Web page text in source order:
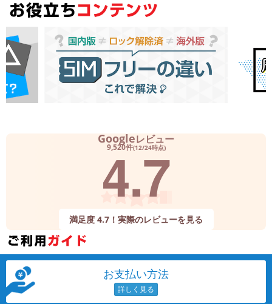
Googleレビュー
9,520件(12/24時点)
4.7
満足度 4.7！実際のレビューを見る
お支払い方法